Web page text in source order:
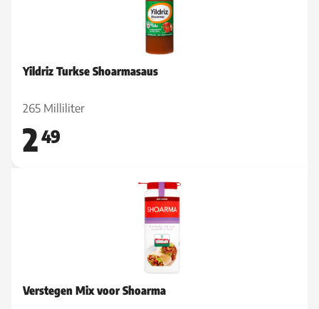
Yildriz Turkse Shoarmasaus
265 Milliliter
249
Verstegen Mix voor Shoarma